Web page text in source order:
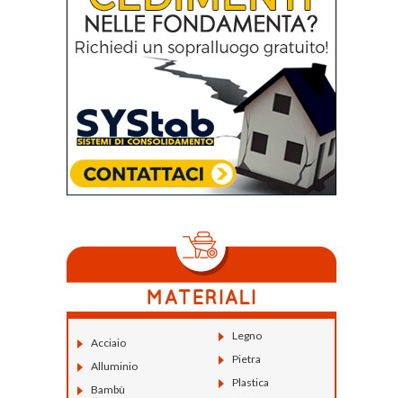
Acciaio
Alluminio
Bambù
Legno
Pietra
Plastica